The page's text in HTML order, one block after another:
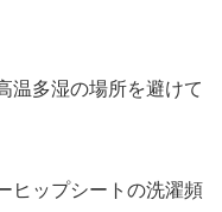
温多湿の場所を避けて
ヒップシートの洗濯頻